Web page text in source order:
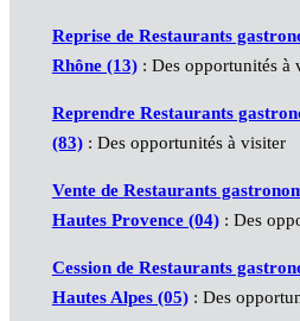
Reprise de Restaurants
Rhône (13): Des opportunités à
Reprendre Restaurants
(83): Des opportunités à visiter
Vente de Restaurants
Hautes Provence (04): Des
Cession de Restaurants
Hautes Alpes (05): Des